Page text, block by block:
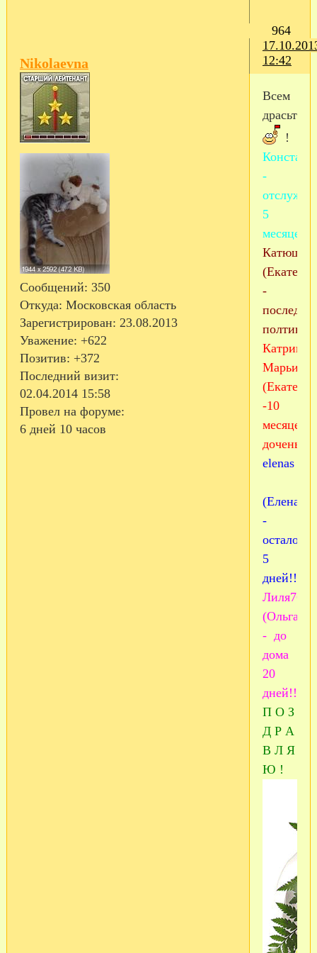
964
12:42
Nikolaevna
Сообщений: 350
Откуда: Московская область
Зарегистрирован: 23.08.2013
Уважение: +622
Позитив: +372
Последний визит:
02.04.2014 15:58
Провел на форуме:
6 дней 10 часов
Всем
драсьте
!
-
5
-
Катрин
Марьина
-10
месяцев
elenas
(Елена)
-
осталось
5
дней!!
Лиля76
(Ольга)
- до
дома
20
дней!!!
П О З
Д Р А
В Л Я
Ю !